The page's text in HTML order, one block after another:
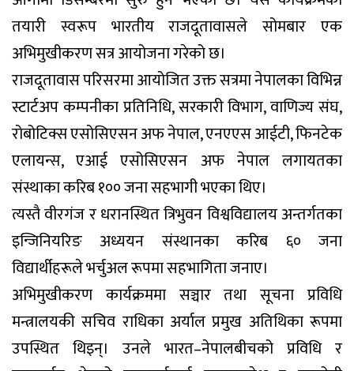
तयारी स्वरूप भारतीय राजदूतावासले सोमबार एक
अभिमुखीकरण सत्र आयोजना गरेको छ।
राजदूतावास परिसरमा आयोजित उक्त सत्रमा नेपालका विभिन्न
स्टार्टअप कम्पनीका प्रतिनिधि, सरकारी विभाग, वाणिज्य संघ,
रोबोटिक्स एसोसिएसन अफ नेपाल, एनएएस आईटी, फिनटेक
एलायन्स, एआई एसोसिएसन अफ नेपाल लगायतका
संस्थाका करिब १०० जना सहभागी भएका थिए।
त्यस्तै वीरगंज र धरानस्थित त्रिभुवन विश्वविद्यालय अन्तर्गतका
इन्जिनियरिङ अध्ययन संस्थानका करिब ६० जना
विद्यार्थीहरूले भर्चुअल रूपमा सहभागिता जनाए।
अभिमुखीकरण कार्यक्रममा सञ्चार तथा सूचना प्रविधि
मन्त्रालयकी सचिव राधिका अर्याल प्रमुख अतिथिका रूपमा
उपस्थित थिइन्। उनले भारत–नेपालबीचको प्रविधि र